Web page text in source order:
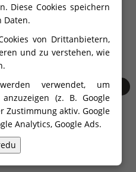
Diese Cookies speichern
Daten.
von Drittanbietern,
und zu verstehen, wie
verwendet, um
(z. B. Google
Zustimmung aktiv. Google
Analytics, Google Ads.
müssen
der Ausführung